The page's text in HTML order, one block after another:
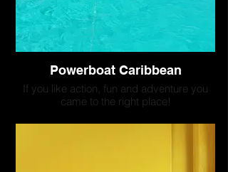
Powerboat Caribbean
If you like action, fun and adventure you
came to the right place!
speedboats for the most exciting snorkel